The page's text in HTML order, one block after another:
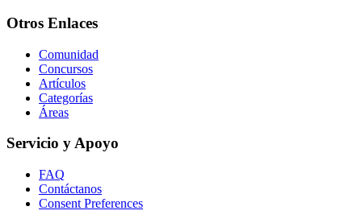
Otros Enlaces
Comunidad
Concursos
Artículos
Categorías
Áreas
Servicio y Apoyo
FAQ
Contáctanos
Consent Preferences